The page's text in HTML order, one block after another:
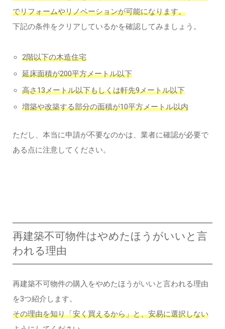
でリフォームやリノベーションが可能になります。
下記の条件をクリアしているかを確認してみましょう。
2階以下の木造住宅
延床面積が200平方メートル以下
高さ13メートル以下もしくは軒先9メートル以下
増築や改築する部分の面積が10平方メートル以内
ただし、本当に申請が不要なのかは、業者に確認が必要で
ある点に注意してください。
再建築不可物件はやめたほうがいいと言
われる理由
再建築不可物件の購入をやめたほうがいいと言われる理由
を3つ紹介します。
その理由を知り「安く買えるから」と、安易に選択しない